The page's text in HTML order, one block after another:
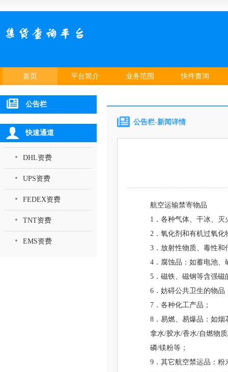
首页 平台简介 业务范围 快件查询
公告栏
快速通道
DHL资费
UPS资费
FEDEX资费
TNT资费
EMS资费
公告栏-新闻详情
航空运输禁寄物品
1．各种气体、干冰、灭
2．氧化剂和有机过氧化
3．放射性物质、毒性和
4．腐蚀品：如蓄电池、
5．磁铁、磁钢等含强磁
6．妨碍公共卫生的物
7．各种化工产品；
8．易燃、易爆品：如
拿水/胶水/香水/自燃物
磷/镁粉等；
9．其它航空禁运品：